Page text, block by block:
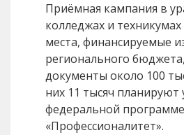
Приёмная кампания в
колледжах и
места, финансируемые
регионального
документы около 100
них 11 тысяч планируют
федеральной программе
«Профессионалитет».